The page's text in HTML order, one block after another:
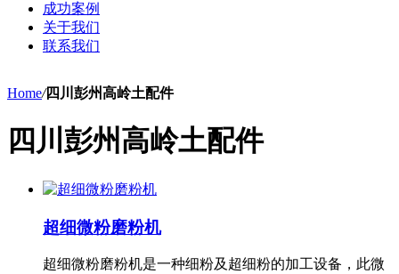
成功案例
关于我们
联系我们
Home/四川彭州高岭土配件
四川彭州高岭土配件
超细微粉磨粉机
超细微粉磨粉机是一种细粉及超细粉的加工设备，此微